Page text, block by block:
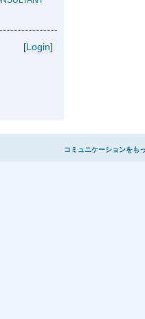
[Login]
コミュニケーションをも